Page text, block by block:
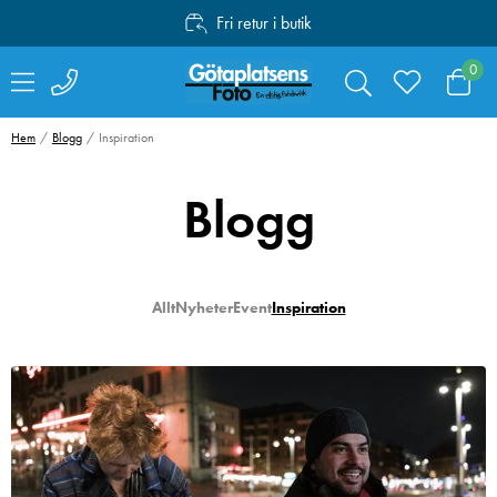
Fri retur i butik
Personlig service
Fri frakt över 1000:-
0
Swarovski Variable
Phone Adapter VPA
SmallRig 4071
Kamerabatteri
Hem Blogg Inspiration
Blogg
AlltNyheterEventInspiration